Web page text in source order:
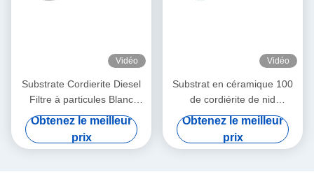
Vidéo
Substrate Cordierite Diesel
Filtre à particules Blanc
Haute porosité
Obtenez le meilleur
prix
Vidéo
Substrat en céramique 100
de cordiérite de nid
d'abeilles rond de Dpf
densité de 200 cellules de
CPSI
Obtenez le meilleur
prix